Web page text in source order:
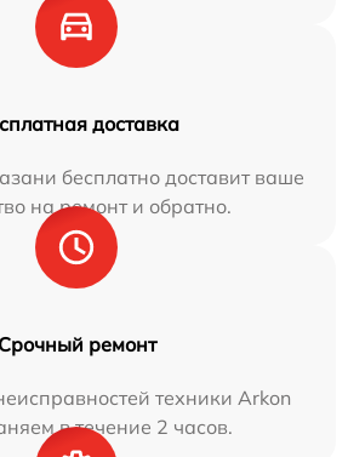
доставка
бесплатно доставит ваше
на ремонт и обратно.
Срочный ремонт
техники Arkon
в течение 2 часов.